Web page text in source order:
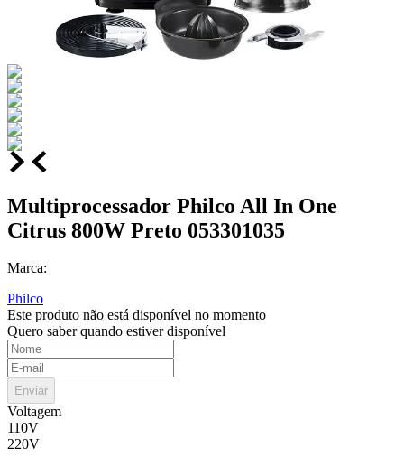
Multiprocessador Philco All In One
Citrus 800W Preto 053301035
Marca:
Philco
Este produto não está disponível no momento
Quero saber quando estiver disponível
Enviar
Voltagem
110V
220V